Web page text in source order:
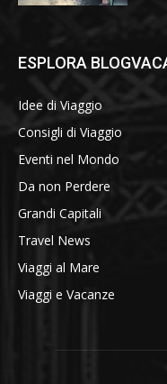
ESPLORA
Idee di Viaggio
Consigli di Viaggio
Eventi nel Mondo
Da non Perdere
Grandi Capitali
Travel News
Viaggi al Mare
Viaggi e Vacanze